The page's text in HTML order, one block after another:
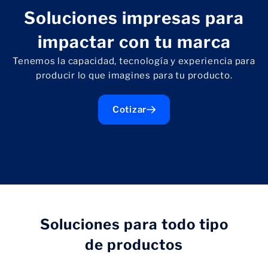
Soluciones impresas para
impactar con tu marca
Tenemos la capacidad, tecnología y experiencia para
producir lo que imagines para tu producto.
Cotizar
Soluciones para todo tipo
de productos